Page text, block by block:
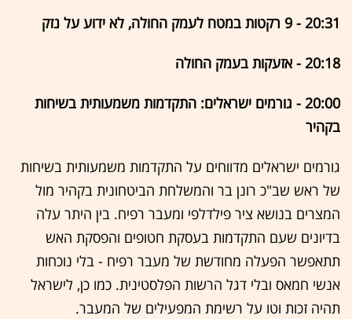
20:31 - 9 רקטות במטח לעמק החולה, לא ידוע על נזק
20:18 - אזעקות בעמק החולה
20:00 - גורמים ישראלים: התקדמות משמעותית בשיחות
בקהיר
גורמים ישראלים מדווחים על התקדמות משמעותית בשיחות
של ראש שב"כ רונן בר והמשלחת הביטחונית בקהיר מול
המצרים בנושא ציר פילדלפי ומעבר רפיח. בין היתר עלה
בדיונים שעם התקדמות בעסקת חטופים והפסקת האש
תתאפשר הפעלה מחודשת של מעבר רפיח - בלי נוכחות
אנשי חמאס ובלי דגל הרשות הפלסטינית. כמו כן, לישראל
תהיה זכות וטו על רשימת המפעילים של המעבר.